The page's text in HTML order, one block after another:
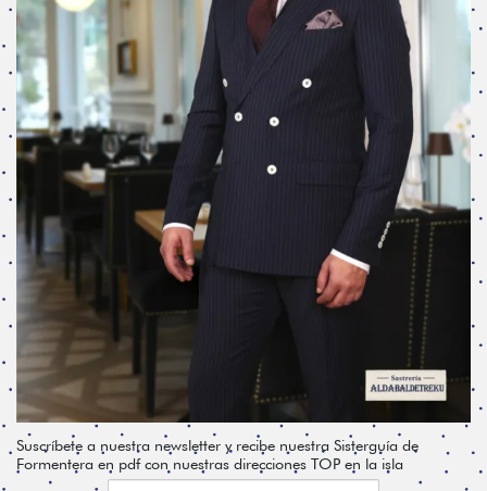
Suscríbete a nuestra newsletter y recibe nuestra Sisterguía de
Formentera en pdf con nuestras direcciones TOP en la isla